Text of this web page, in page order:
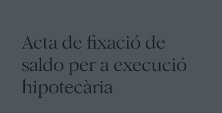
Acta de fixació de
saldo per a execució
hipotecària